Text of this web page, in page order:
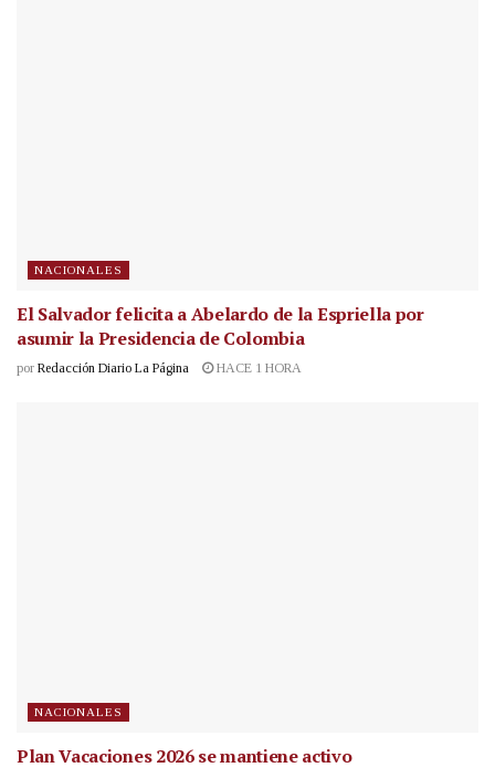
NACIONALES
El Salvador felicita a Abelardo de la Espriella por
asumir la Presidencia de Colombia
por Redacción Diario La Página HACE 1 HORA
NACIONALES
Plan Vacaciones 2026 se mantiene activo